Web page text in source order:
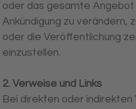
oder das gesamte
Ankündigung zu verändern,
oder die Veröffentlichung
einzustellen.
2. Verweise und Links
Bei direkten oder